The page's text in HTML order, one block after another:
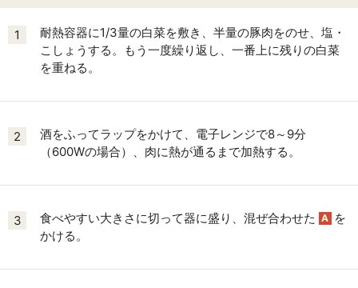
1
耐熱容器に1/3量の白菜を敷き、半量の豚肉をのせ、塩・
こしょうする。もう一度繰り返し、一番上に残りの白菜
を重ねる。
2
酒をふってラップをかけて、電子レンジで8～9分
（600Wの場合）、肉に熱が通るまで加熱する。
3 食べやすい大きさに切って器に盛り、混ぜ合わせた A を
かける。